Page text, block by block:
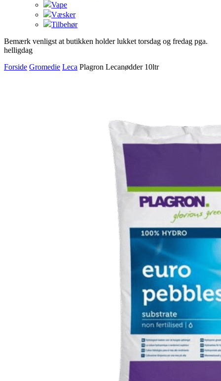
Vape
Væsker
Tilbehør
Bemærk venligst at butikken holder lukket torsdag og fredag pga.
helligdag
Forside Gromedie Leca Plagron Lecanødder 10ltr